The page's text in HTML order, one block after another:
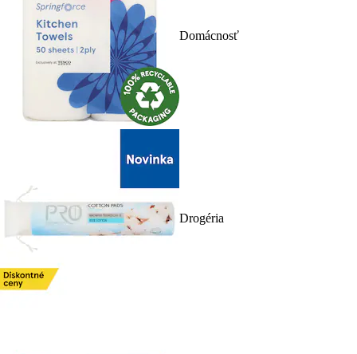
Domácnosť
Drogéria